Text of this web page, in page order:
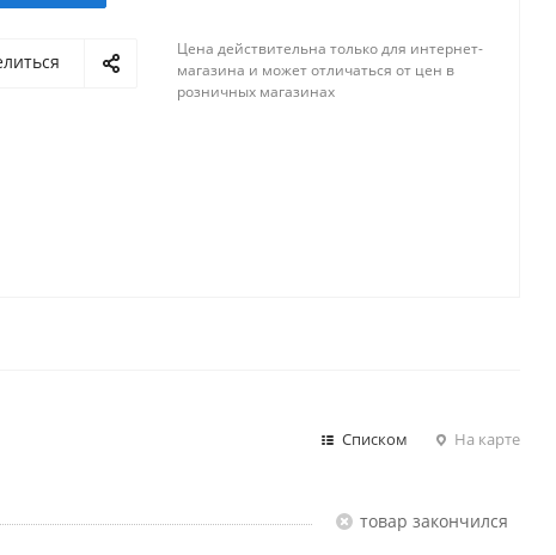
Цена действительна только для интернет-
магазина и может отличаться от цен в
розничных магазинах
Списком На карте
Товар закончился